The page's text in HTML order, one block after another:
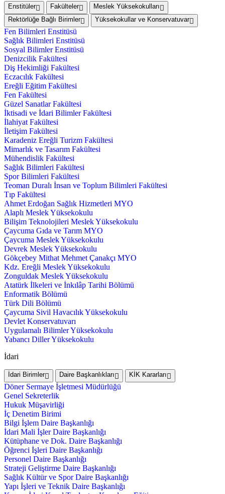
Enstitüler Fakülteler
Meslek Yüksekokulları
Rektörlüğe Bağlı Birimler
Yüksekokullar ve Konservatuvar
Fen Bilimleri Enstitüsü
Sağlık Bilimleri Enstitüsü
Sosyal Bilimler Enstitüsü
Denizcilik Fakültesi
Diş Hekimliği Fakültesi
Eczacılık Fakültesi
Ereğli Eğitim Fakültesi
Fen Fakültesi
Güzel Sanatlar Fakültesi
İktisadi ve İdari Bilimler Fakültesi
İlahiyat Fakültesi
İletişim Fakültesi
Karadeniz Ereğli Turizm Fakültesi
Mimarlık ve Tasarım Fakültesi
Mühendislik Fakültesi
Sağlık Bilimleri Fakültesi
Spor Bilimleri Fakültesi
Teoman Duralı İnsan ve Toplum Bilimleri Fakültesi
Tıp Fakültesi
Ahmet Erdoğan Sağlık Hizmetleri MYO
Alaplı Meslek Yüksekokulu
Bilişim Teknolojileri Meslek Yüksekokulu
Çaycuma Gıda ve Tarım MYO
Çaycuma Meslek Yüksekokulu
Devrek Meslek Yüksekokulu
Gökçebey Mithat Mehmet Çanakçı MYO
Kdz. Ereğli Meslek Yüksekokulu
Zonguldak Meslek Yüksekokulu
Atatürk İlkeleri ve İnkılâp Tarihi Bölümü
Enformatik Bölümü
Türk Dili Bölümü
Çaycuma Sivil Havacılık Yüksekokulu
Devlet Konservatuvarı
Uygulamalı Bilimler Yüksekokulu
Yabancı Diller Yüksekokulu
İdari
İdari Birimler Daire Başkanlıkları KİK Kararları
Döner Sermaye İşletmesi Müdürlüğü
Genel Sekreterlik
Hukuk Müşavirliği
İç Denetim Birimi
Bilgi İşlem Daire Başkanlığı
İdari Mali İşler Daire Başkanlığı
Kütüphane ve Dok. Daire Başkanlığı
Öğrenci İşleri Daire Başkanlığı
Personel Daire Başkanlığı
Strateji Geliştirme Daire Başkanlığı
Sağlık Kültür ve Spor Daire Başkanlığı
Yapı İşleri ve Teknik Daire Başkanlığı